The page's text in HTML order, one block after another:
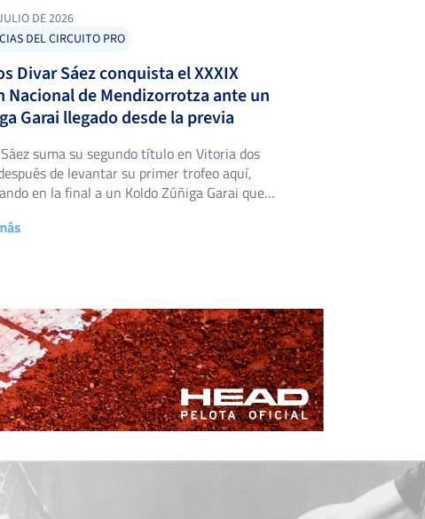
DE 2026
DEL CIRCUITO PRO
Divar Sáez conquista el XXXIX
Nacional de Mendizorrotza ante un
Garai llegado desde la previa
suma su segundo título en Vitoria dos
de levantar su primer trofeo aquí,
en la final a un Koldo Zúñiga Garai que
Tenis Mendizorroza, en Vitoria-Gasteiz,